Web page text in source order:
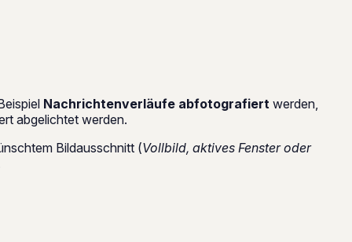
Nachrichtenverläufe abfotografiert werden,
abgelichtet werden.
Bildausschnitt (Vollbild, aktives Fenster oder